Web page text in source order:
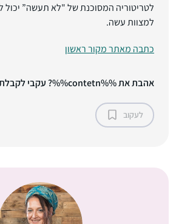
לטריטוריה המסוכנת של "לא תעשה” יכול
למצוות עשה.
כתבה מאתר מקור ראשון
אהבת את %%contetn%%? עקבי לקבלת שיעורים חדשים!
לעקוב